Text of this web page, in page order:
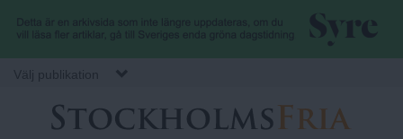
Hoppa till huvudinnehåll
Välj publikation